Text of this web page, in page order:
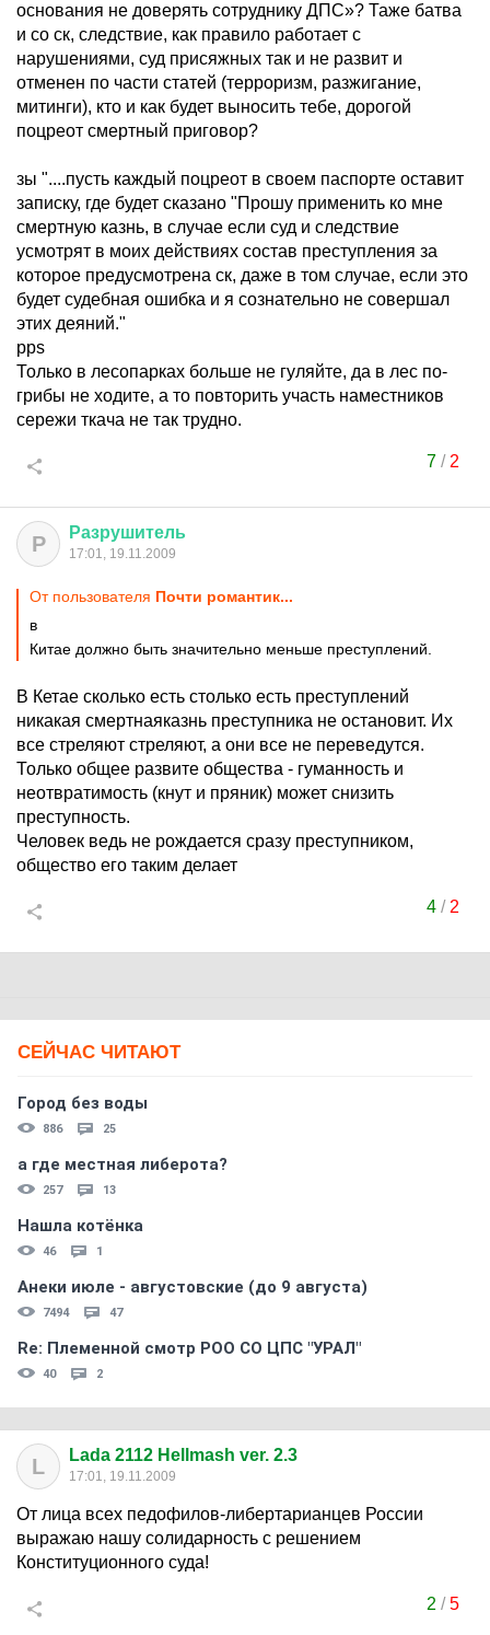
основания не доверять сотруднику ДПС»? Таже батва
и со ск, следствие, как правило работает с
нарушениями, суд присяжных так и не развит и
отменен по части статей (терроризм, разжигание,
митинги), кто и как будет выносить тебе, дорогой
поцреот смертный приговор?
зы "....пусть каждый поцреот в своем паспорте оставит
записку, где будет сказано "Прошу применить ко мне
смертную казнь, в случае если суд и следствие
усмотрят в моих действиях состав преступления за
которое предусмотрена ск, даже в том случае, если это
будет судебная ошибка и я сознательно не совершал
этих деяний."
pps
Только в лесопарках больше не гуляйте, да в лес по-
грибы не ходите, а то повторить участь наместников
сережи ткача не так трудно.
7/ 2
Р Разрушитель
17:01, 19.11.2009
От пользователя Почти романтик...
в
Китае должно быть значительно меньше преступлений.
В Кетае сколько есть столько есть преступлений
никакая смертнаяказнь преступника не остановит. Их
все стреляют стреляют, а они все не переведутся.
Только общее развите общества - гуманность и
неотвратимость (кнут и пряник) может снизить
преступность.
Человек ведь не рождается сразу преступником,
общество его таким делает
4/ 2
СЕЙЧАС ЧИТАЮТ
Город без воды
886 25
а где местная либерота?
257 13
Нашла котёнка
46 1
Анеки июле - августовские (до 9 августа)
7494 47
Re: Племеннoй смoтр РOO CO ЦПС "УРАЛ"
40 2
L Lada 2112 Hellmash ver. 2.3
17:01, 19.11.2009
От лица всех педофилов-либертарианцев России
выражаю нашу солидарность с решением
Конституционного суда!
2 /5